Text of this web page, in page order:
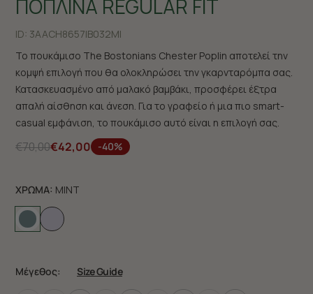
ΠΟΠΛΙΝΑ REGULAR FIT
ID: 3AACH8657|B032MI
Το πουκάμισο The Bostonians Chester Poplin αποτελεί την
κομψή επιλογή που θα ολοκληρώσει την γκαρνταρόμπα σας.
Κατασκευασμένο από μαλακό βαμβάκι, προσφέρει έξτρα
απαλή αίσθηση και άνεση. Για το γραφείο ή μια πιο smart-
casual εμφάνιση, το πουκάμισο αυτό είναι η επιλογή σας.
€70,00€42,00 -40%
ΧΡΩΜΑ: MINT
Μέγεθος: Size Guide